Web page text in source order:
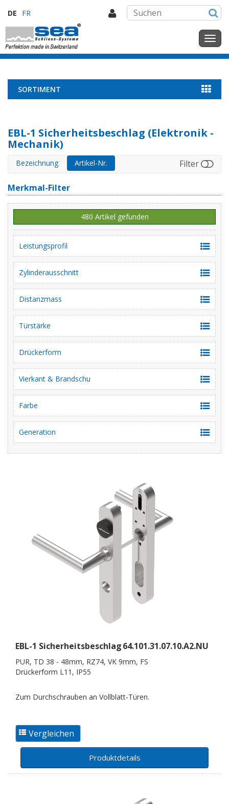
DE FR
SORTIMENT
EBL-1 Sicherheitsbeschlag (Elektronik -
Mechanik)
Bezeichnung Artikel-Nr. Filter
Merkmal-Filter
480 Artikel gefunden
Leistungsprofil
Zylinderausschnitt
Distanzmass
Türstärke
Drückerform
Vierkant & Brandschu
Farbe
Generation
EBL-1 Sicherheitsbeschlag64.101.31.07.10.A2.NU
PUR, TD 38 - 48mm, RZ74, VK 9mm, FS
Drückerform L11, IP55
Zum Durchschrauben an Vollblatt-Türen.
Produktdetails